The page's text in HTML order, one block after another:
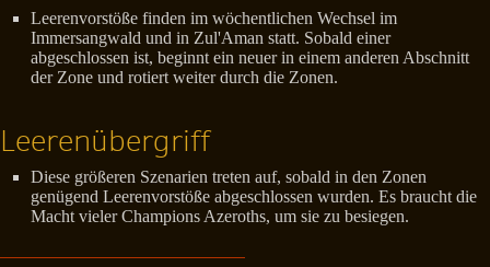
Leerenvorstöße finden im wöchentlichen Wechsel im
Immersangwald und in Zul'Aman statt. Sobald einer
abgeschlossen ist, beginnt ein neuer in einem anderen Abschnitt
der Zone und rotiert weiter durch die Zonen.
Leerenübergriff
Diese größeren Szenarien treten auf, sobald in den Zonen
genügend Leerenvorstöße abgeschlossen wurden. Es braucht die
Macht vieler Champions Azeroths, um sie zu besiegen.